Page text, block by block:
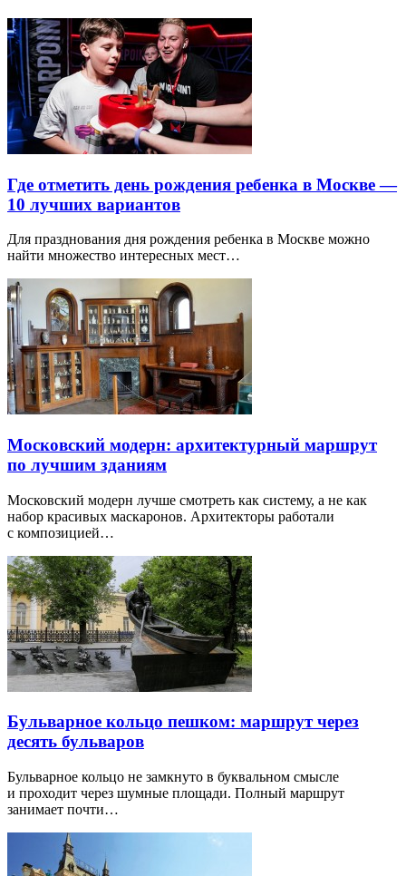
Где отметить день рождения ребенка в Москве —
10 лучших вариантов
Для празднования дня рождения ребенка в Москве можно
найти множество интересных мест…
Московский модерн: архитектурный маршрут
по лучшим зданиям
Московский модерн лучше смотреть как систему, а не как
набор красивых маскаронов. Архитекторы работали
с композицией…
Бульварное кольцо пешком: маршрут через
десять бульваров
Бульварное кольцо не замкнуто в буквальном смысле
и проходит через шумные площади. Полный маршрут
занимает почти…